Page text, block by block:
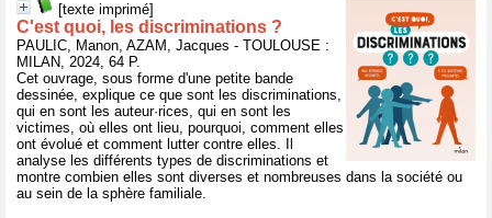
[texte imprimé]
C'est quoi, les discriminations ?
PAULIC, Manon, AZAM, Jacques - TOULOUSE :
MILAN, 2024, 64 P.
Cet ouvrage, sous forme d'une petite bande
dessinée, explique ce que sont les discriminations,
qui en sont les auteur·rices, qui en sont les
victimes, où elles ont lieu, pourquoi, comment elles
ont évolué et comment lutter contre elles. Il
analyse les différents types de discriminations et
montre combien elles sont diverses et nombreuses dans la société ou
au sein de la sphère familiale.